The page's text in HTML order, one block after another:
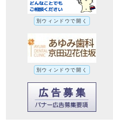
別ウィンドウで開く
別ウィンドウで開く